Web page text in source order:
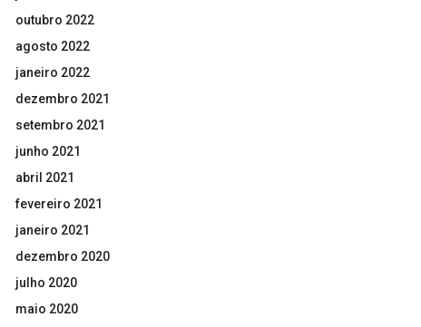
outubro 2022
agosto 2022
janeiro 2022
dezembro 2021
setembro 2021
junho 2021
abril 2021
fevereiro 2021
janeiro 2021
dezembro 2020
julho 2020
maio 2020